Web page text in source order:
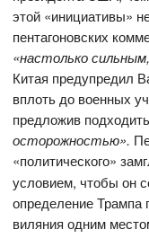
этой «инициативы»
пентагоновских
«настолько
Китая предупредил
вплоть до военных
предложив
осторожностью».
«политического»
условием, чтобы он
определение Трампа
виляния одним